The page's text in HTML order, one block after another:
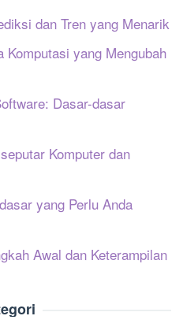
dan Tren yang Menarik
Komputasi yang Mengubah
Dasar-dasar
Komputer dan
yang Perlu Anda
Awal dan Keterampilan